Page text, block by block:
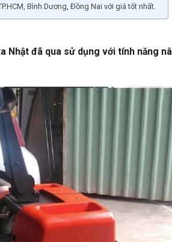
Bình Dương, Đồng Nai với giá tốt nhất.
Nhật đã qua sử dụng với tính năng